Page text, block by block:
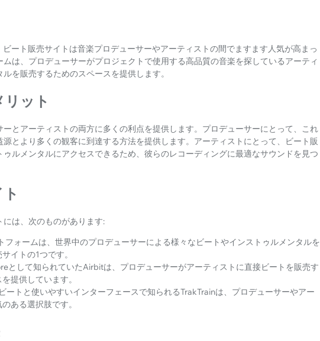
ート販売サイトは音楽プロデューサーやアーティストの間でますます人気が高まっ
は、プロデューサーがプロジェクトで使用する高品質の音楽を探しているアーティ
を販売するためのスペースを提供します。
ット
とアーティストの両方に多くの利点を提供します。プロデューサーにとって、これ
とより多くの観客に到達する方法を提供します。アーティストにとって、ビート販
ルメンタルにアクセスできるため、彼らのレコーディングに最適なサウンドを見つ
は、次のものがあります:
フォームは、世界中のプロデューサーによる様々なビートやインストゥルメンタルを
イトの1つです。
として知られていたAirbitは、プロデューサーがアーティストに直接ビートを販売す
提供しています。
ートと使いやすいインターフェースで知られるTrakTrainは、プロデューサーやアー
ある選択肢です。